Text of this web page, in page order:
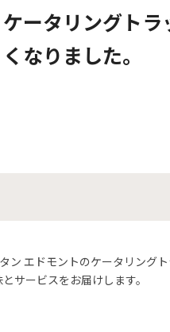
ケータリングト
くなりました。
エドモントのケータリング
サービスをお届けします。